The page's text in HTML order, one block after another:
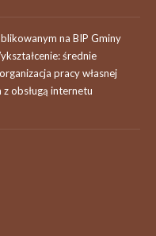
na BIP Gminy
średnie
pracy własnej
obsługą internetu